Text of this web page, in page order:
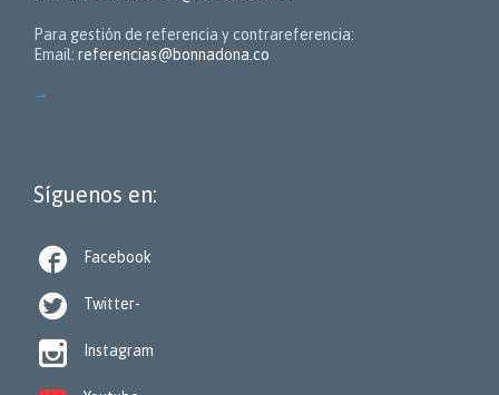
Para gestión de referencia y contrareferencia:
Email: referencias@bonnadona.co
→
Síguenos en:
 Facebook
 Twitter-
 Instagram